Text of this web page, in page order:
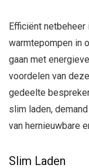
Efficiënt
warmtepompen in
gaan met
voordelen van
gedeelte
slim laden,
van hernieuwbare
Slim Laden